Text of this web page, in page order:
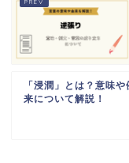
「浸潤」とは？意味
来について解説！